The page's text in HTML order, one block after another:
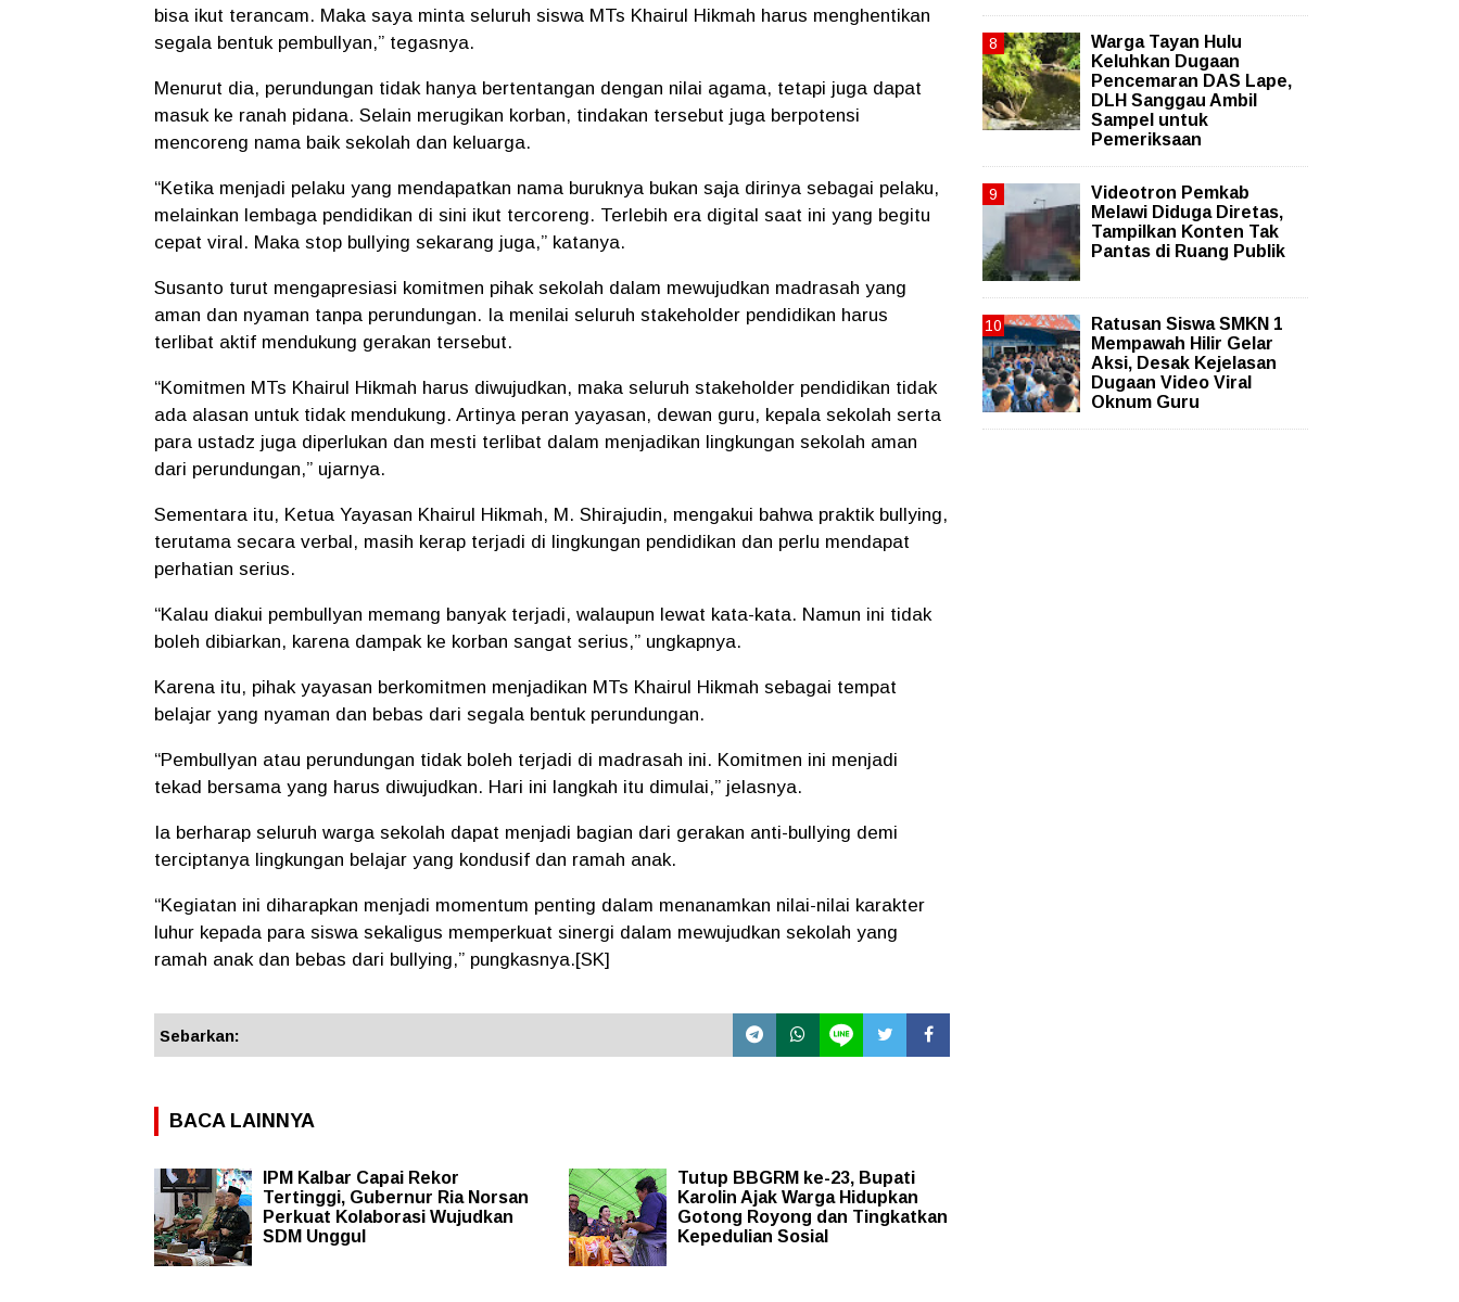
bisa ikut terancam. Maka saya minta seluruh siswa MTs Khairul Hikmah harus menghentikan
segala bentuk pembullyan,” tegasnya.
Menurut dia, perundungan tidak hanya bertentangan dengan nilai agama, tetapi juga dapat
masuk ke ranah pidana. Selain merugikan korban, tindakan tersebut juga berpotensi
mencoreng nama baik sekolah dan keluarga.
“Ketika menjadi pelaku yang mendapatkan nama buruknya bukan saja dirinya sebagai pelaku,
melainkan lembaga pendidikan di sini ikut tercoreng. Terlebih era digital saat ini yang begitu
cepat viral. Maka stop bullying sekarang juga,” katanya.
Susanto turut mengapresiasi komitmen pihak sekolah dalam mewujudkan madrasah yang
aman dan nyaman tanpa perundungan. Ia menilai seluruh stakeholder pendidikan harus
terlibat aktif mendukung gerakan tersebut.
“Komitmen MTs Khairul Hikmah harus diwujudkan, maka seluruh stakeholder pendidikan tidak
ada alasan untuk tidak mendukung. Artinya peran yayasan, dewan guru, kepala sekolah serta
para ustadz juga diperlukan dan mesti terlibat dalam menjadikan lingkungan sekolah aman
dari perundungan,” ujarnya.
Sementara itu, Ketua Yayasan Khairul Hikmah, M. Shirajudin, mengakui bahwa praktik bullying,
terutama secara verbal, masih kerap terjadi di lingkungan pendidikan dan perlu mendapat
perhatian serius.
“Kalau diakui pembullyan memang banyak terjadi, walaupun lewat kata-kata. Namun ini tidak
boleh dibiarkan, karena dampak ke korban sangat serius,” ungkapnya.
Karena itu, pihak yayasan berkomitmen menjadikan MTs Khairul Hikmah sebagai tempat
belajar yang nyaman dan bebas dari segala bentuk perundungan.
“Pembullyan atau perundungan tidak boleh terjadi di madrasah ini. Komitmen ini menjadi
tekad bersama yang harus diwujudkan. Hari ini langkah itu dimulai,” jelasnya.
Ia berharap seluruh warga sekolah dapat menjadi bagian dari gerakan anti-bullying demi
terciptanya lingkungan belajar yang kondusif dan ramah anak.
“Kegiatan ini diharapkan menjadi momentum penting dalam menanamkan nilai-nilai karakter
luhur kepada para siswa sekaligus memperkuat sinergi dalam mewujudkan sekolah yang
ramah anak dan bebas dari bullying,” pungkasnya.[SK]
Sebarkan:
BACA LAINNYA
IPM Kalbar Capai Rekor
Tertinggi, Gubernur Ria Norsan
Perkuat Kolaborasi Wujudkan
SDM Unggul
Tutup BBGRM ke-23, Bupati
Karolin Ajak Warga Hidupkan
Gotong Royong dan Tingkatkan
Kepedulian Sosial
Warga Tayan Hulu
Keluhkan Dugaan
Pencemaran DAS Lape,
DLH Sanggau Ambil
Sampel untuk
Pemeriksaan
Videotron Pemkab
Melawi Diduga Diretas,
Tampilkan Konten Tak
Pantas di Ruang Publik
Ratusan Siswa SMKN 1
Mempawah Hilir Gelar
Aksi, Desak Kejelasan
Dugaan Video Viral
Oknum Guru